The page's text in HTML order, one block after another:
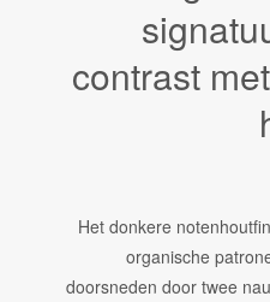
contrast
Het donkere
organische
doorsneden door twee